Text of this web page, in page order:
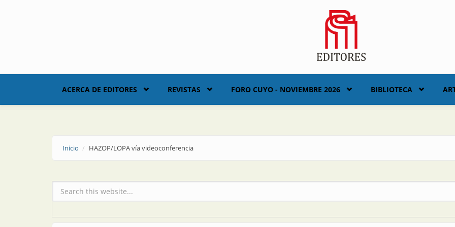
ACERCA DE EDITORES REVISTAS FORO CUYO - NOVIEMBRE 2026 BIBLIOTECA
Inicio HAZOP/LOPA vía videoconferencia
Formulario de búsqueda